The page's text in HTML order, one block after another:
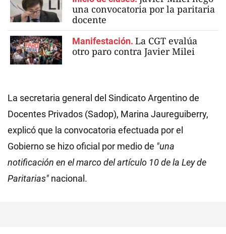
una convocatoria por la paritaria
docente
Manifestación. La CGT evalúa
otro paro contra Javier Milei
La secretaria general del Sindicato Argentino de
Docentes Privados (Sadop), Marina Jaureguiberry,
explicó que la convocatoria efectuada por el
Gobierno se hizo oficial por medio de "una
notificación en el marco del artículo 10 de la Ley de
Paritarias" nacional.